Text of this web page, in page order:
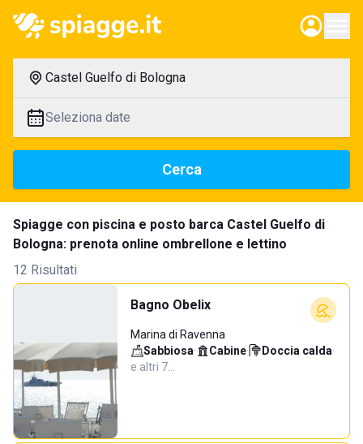
Castel Guelfo di Bologna
Seleziona date
Cerca
Spiagge con piscina e posto barca Castel Guelfo di
Bologna: prenota online ombrellone e lettino
12 Risultati
Bagno Obelix
Marina di Ravenna
Sabbiosa· Cabine· Doccia calda·
e altri 7…